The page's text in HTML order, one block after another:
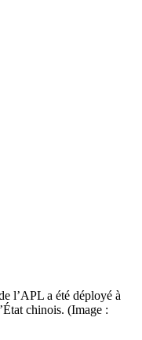
l’APL a été déployé à
chinois. (Image :